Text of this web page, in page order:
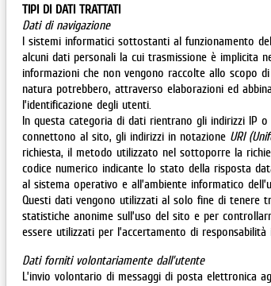
TIPI DI DATI TRATTATI
Dati di navigazione
I sistemi informatici sottostanti al funzionamento
alcuni dati personali la cui trasmissione è implicita
informazioni che non vengono raccolte allo scopo
natura potrebbero, attraverso elaborazioni ed
l’identificazione degli utenti.
In questa categoria di dati rientrano gli indirizzi IP
connettono al sito, gli indirizzi in notazione URI
richiesta, il metodo utilizzato nel sottoporre la
codice numerico indicante lo stato della risposta
al sistema operativo e all’ambiente informatico
Questi dati vengono utilizzati al solo fine di tenere
statistiche anonime sull’uso del sito e per
essere utilizzati per l’accertamento di
Dati forniti volontariamente dall’utente
L’invio volontario di messaggi di posta elettronica